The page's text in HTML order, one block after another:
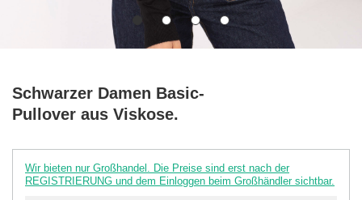
Schwarzer Damen Basic-
Pullover aus Viskose.
Wir bieten nur Großhandel. Die Preise sind erst nach der
REGISTRIERUNG und dem Einloggen beim Großhändler sichtbar.